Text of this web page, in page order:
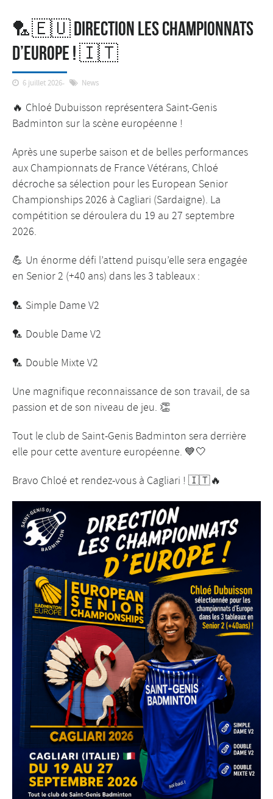
🏸🇪🇺 DIRECTION LES CHAMPIONNATS
D’EUROPE ! 🇮🇹
6 juillet 2026 News
🔥 Chloé Dubuisson représentera Saint-Genis
Badminton sur la scène européenne !
Après une superbe saison et de belles performances
aux Championnats de France Vétérans, Chloé
décroche sa sélection pour les European Senior
Championships 2026 à Cagliari (Sardaigne). La
compétition se déroulera du 19 au 27 septembre
2026.
💪 Un énorme défi l’attend puisqu’elle sera engagée
en Senior 2 (+40 ans) dans les 3 tableaux :
🏸 Simple Dame V2
🏸 Double Dame V2
🏸 Double Mixte V2
Une magnifique reconnaissance de son travail, de sa
passion et de son niveau de jeu. 👏
Tout le club de Saint-Genis Badminton sera derrière
elle pour cette aventure européenne. 💙🤍
Bravo Chloé et rendez-vous à Cagliari ! 🇮🇹🔥